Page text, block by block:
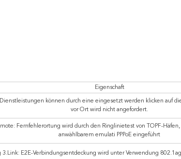
Eigenschaft
können durch eine eingesetzt werden klicken auf
vor Ort wird nicht angefordert.
Fernfehlerortung wird durch den Ringlinietest von TOPF-
anwählbarem emulati PPPoE eingeführt
3.Link: E2E-Verbindungsentdeckung wird unter Verwendung